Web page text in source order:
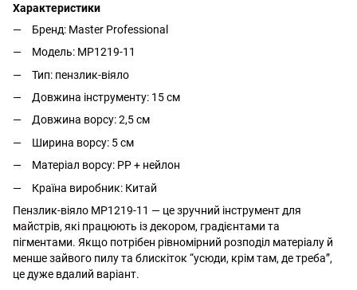
Характеристики
Бренд: Master Professional
Модель: MP1219-11
Тип: пензлик-віяло
Довжина інструменту: 15 см
Довжина ворсу: 2,5 см
Ширина ворсу: 5 см
Матеріал ворсу: PP + нейлон
Країна виробник: Китай
Пензлик-віяло MP1219-11 — це зручний інструмент для
майстрів, які працюють із декором, градієнтами та
пігментами. Якщо потрібен рівномірний розподіл матеріалу й
менше зайвого пилу та блискіток “усюди, крім там, де треба”,
це дуже вдалий варіант.